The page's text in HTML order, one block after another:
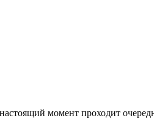
момент проходит